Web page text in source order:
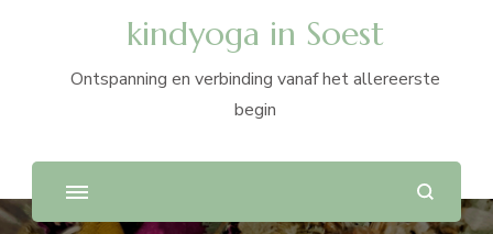
kindyoga in Soest
Ontspanning en verbinding vanaf het allereerste
begin